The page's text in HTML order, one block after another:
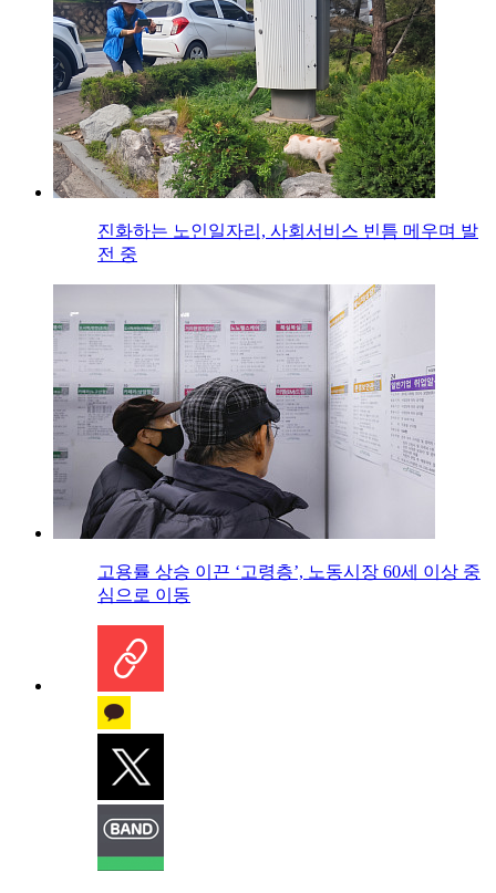
진화하는 노인일자리, 사회서비스 빈틈 메우며 발
전 중
고용률 상승 이끈 ‘고령층’, 노동시장 60세 이상 중
심으로 이동